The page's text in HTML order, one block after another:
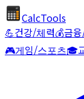
CalcTools
💪건강/체력💰금
🎮게임/스포츠🎓